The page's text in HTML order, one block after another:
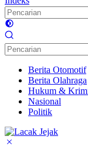
Berita Otomotif
Berita Olahraga
Hukum &
Nasional
Politik